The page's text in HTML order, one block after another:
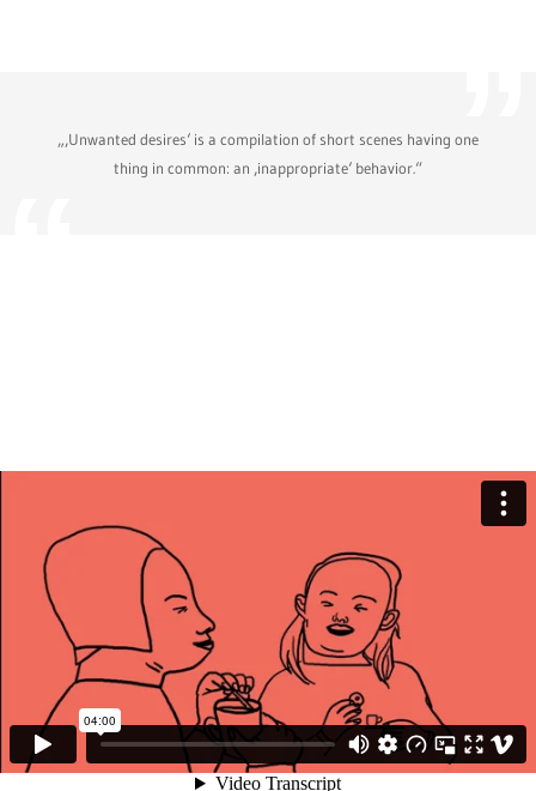
„‚Unwanted desires‘ is a compilation of short scenes having one
thing in common: an ‚inappropriate‘ behavior.“